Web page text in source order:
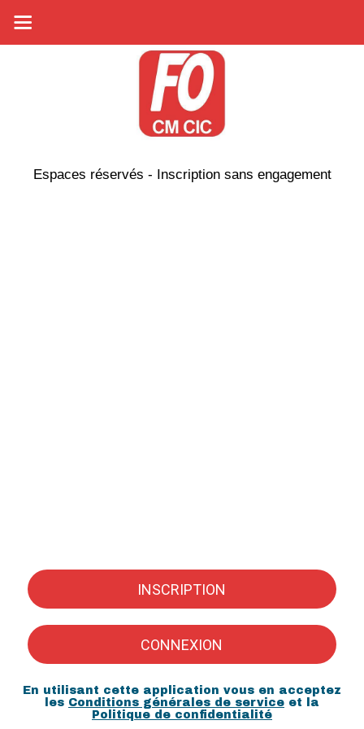
Espaces réservés - Inscription sans engagement
INSCRIPTION
CONNEXION
En utilisant cette application vous en acceptez
les Conditions générales de service et la
Politique de confidentialité